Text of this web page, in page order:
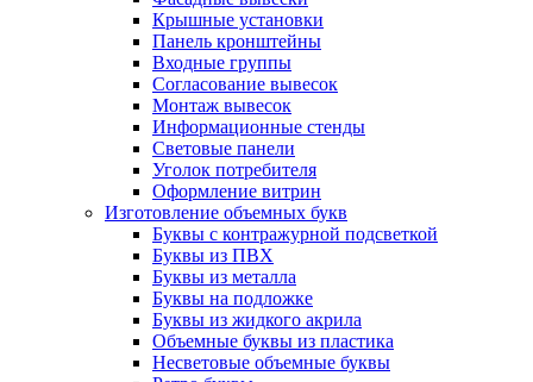
Крышные установки
Панель кронштейны
Входные группы
Согласование вывесок
Монтаж вывесок
Информационные стенды
Световые панели
Уголок потребителя
Оформление витрин
Изготовление объемных букв
Буквы с контражурной подсветкой
Буквы из ПВХ
Буквы из металла
Буквы на подложке
Буквы из жидкого акрила
Объемные буквы из пластика
Несветовые объемные буквы